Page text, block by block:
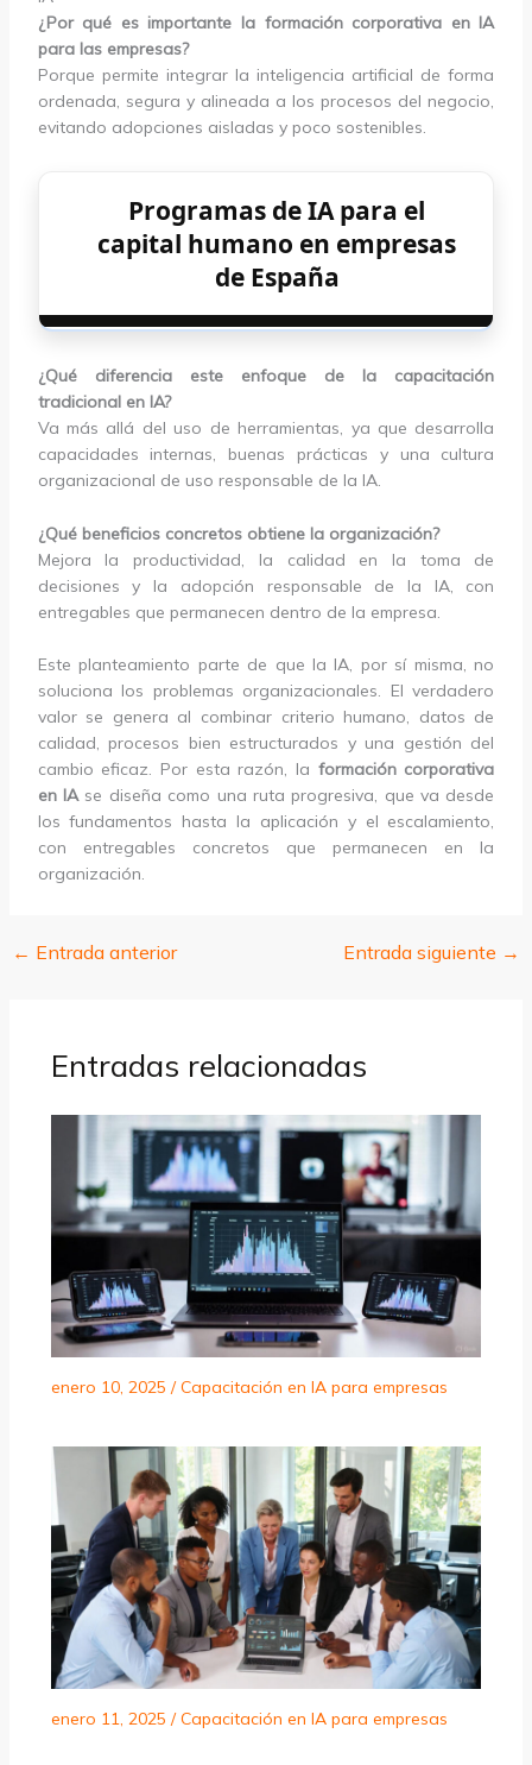
¿Por qué es importante la formación corporativa en IA
para las empresas?
Porque permite integrar la inteligencia artificial de forma
ordenada, segura y alineada a los procesos del negocio,
evitando adopciones aisladas y poco sostenibles.
Programas de IA para el
capital humano en empresas
de España
¿Qué diferencia este enfoque de la capacitación
tradicional en IA?
Va más allá del uso de herramientas, ya que desarrolla
capacidades internas, buenas prácticas y una cultura
organizacional de uso responsable de la IA.
¿Qué beneficios concretos obtiene la organización?
Mejora la productividad, la calidad en la toma de
decisiones y la adopción responsable de la IA, con
entregables que permanecen dentro de la empresa.
Este planteamiento parte de que la IA, por sí misma, no
soluciona los problemas organizacionales. El verdadero
valor se genera al combinar criterio humano, datos de
calidad, procesos bien estructurados y una gestión del
cambio eficaz. Por esta razón, la formación corporativa
en IAse diseña como una ruta progresiva, que va desde
los fundamentos hasta la aplicación y el escalamiento,
con entregables concretos que permanecen en la
organización.
← Entrada anterior Entrada siguiente →
Entradas relacionadas
enero 10, 2025 /Capacitación en IA para empresas
enero 11, 2025 /Capacitación en IA para empresas